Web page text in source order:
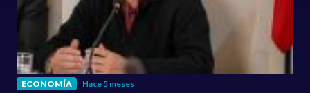
ECONOMÍA Hace 5 meses